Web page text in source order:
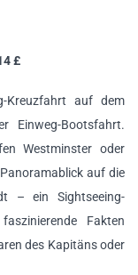
£
Kreuzfahrt auf dem
Einweg-Bootsfahrt.
Westminster oder
auf die
– ein Sightseeing-
Fakten
des Kapitäns oder